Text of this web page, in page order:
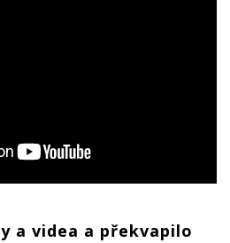
a videa a překvapilo